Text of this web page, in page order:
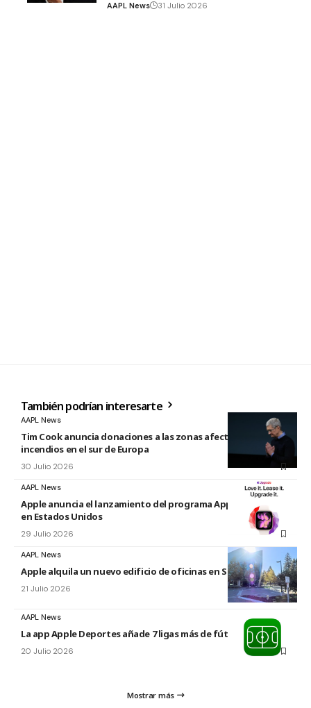
AAPL News 31 Julio 2026
También podrían interesarte
AAPL News
Tim Cook anuncia donaciones a las zonas afectadas por los
incendios en el sur de Europa
30 Julio 2026
AAPL News
Apple anuncia el lanzamiento del programa Apple Upgrade
en Estados Unidos
29 Julio 2026
AAPL News
Apple alquila un nuevo edificio de oficinas en Sunnyvale
21 Julio 2026
AAPL News
La app Apple Deportes añade 7 ligas más de fútbol
20 Julio 2026
Mostrar más